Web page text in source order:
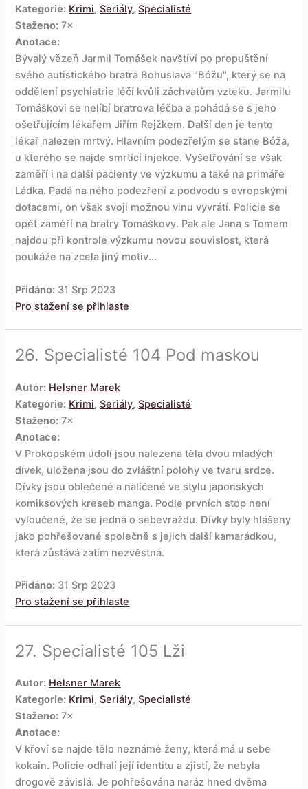
Kategorie: Krimi,Seriály,Specialisté
Staženo: 7×
Anotace:
Bývalý vězeň Jarmil Tomášek navštíví po propuštění
svého autistického bratra Bohuslava "Bóžu", který se na
oddělení psychiatrie léčí kvůli záchvatům vzteku. Jarmilu
Tomáškovi se nelíbí bratrova léčba a pohádá se s jeho
ošetřujícím lékařem Jiřím Rejžkem. Další den je tento
lékař nalezen mrtvý. Hlavním podezřelým se stane Bóža,
u kterého se najde smrtící injekce. Vyšetřování se však
zaměří i na další pacienty ve výzkumu a také na primáře
Ládka. Padá na něho podezření z podvodu s evropskými
dotacemi, on však svoji možnou vinu vyvrátí. Policie se
opět zaměří na bratry Tomáškovy. Pak ale Jana s Tomem
najdou při kontrole výzkumu novou souvislost, která
poukáže na zcela jiný motiv...
Přidáno: 31 Srp 2023
Pro stažení se přihlaste
26. Specialisté 104 Pod maskou
Autor: Helsner Marek
Kategorie: Krimi,Seriály,Specialisté
Staženo: 7×
Anotace:
V Prokopském údolí jsou nalezena těla dvou mladých
dívek, uložena jsou do zvláštní polohy ve tvaru srdce.
Dívky jsou oblečené a nalíčené ve stylu japonských
komiksových kreseb manga. Podle prvních stop není
vyloučené, že se jedná o sebevraždu. Dívky byly hlášeny
jako pohřešované společně s jejich další kamarádkou,
která zůstává zatím nezvěstná.
Přidáno: 31 Srp 2023
Pro stažení se přihlaste
27. Specialisté 105 Lži
Autor: Helsner Marek
Kategorie: Krimi,Seriály,Specialisté
Staženo: 7×
Anotace:
V křoví se najde tělo neznámé ženy, která má u sebe
kokain. Policie odhalí její identitu a zjistí, že nebyla
drogově závislá. Je pohřešována naráz hned dvěma